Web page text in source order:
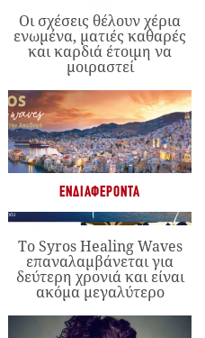
Οι σχέσεις θέλουν χέρια
ενωμένα, ματιές καθαρές
και καρδιά έτοιμη να
μοιραστεί
ΕΝΔΙΑΦΈΡΟΝΤΑ
Το Syros Healing Waves
επαναλαμβάνεται για
δεύτερη χρονιά και είναι
ακόμα μεγαλύτερο